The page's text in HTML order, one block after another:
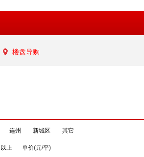
楼盘导购
连州 新城区 其它
上 单价(元/平)